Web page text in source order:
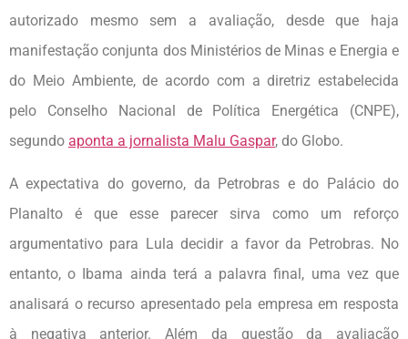
autorizado mesmo sem a avaliação, desde que haja
manifestação conjunta dos Ministérios de Minas e Energia e
do Meio Ambiente, de acordo com a diretriz estabelecida
pelo Conselho Nacional de Política Energética (CNPE),
segundo aponta a jornalista Malu Gaspar, do Globo.
A expectativa do governo, da Petrobras e do Palácio do
Planalto é que esse parecer sirva como um reforço
argumentativo para Lula decidir a favor da Petrobras. No
entanto, o Ibama ainda terá a palavra final, uma vez que
analisará o recurso apresentado pela empresa em resposta
à negativa anterior. Além da questão da avaliação